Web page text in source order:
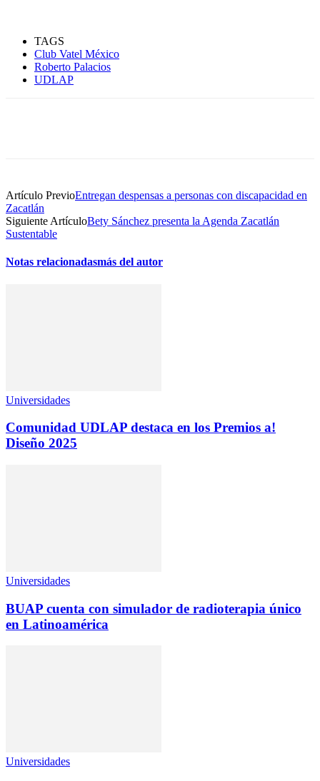
TAGS
Club Vatel México
Roberto Palacios
UDLAP
Artículo PrevioEntregan despensas a personas con discapacidad en
Zacatlán
Siguiente ArtículoBety Sánchez presenta la Agenda Zacatlán
Sustentable
Notas relacionadasmás del autor
Universidades
Comunidad UDLAP destaca en los Premios a!
Diseño 2025
Universidades
BUAP cuenta con simulador de radioterapia único
en Latinoamérica
Universidades